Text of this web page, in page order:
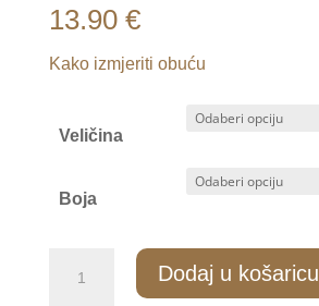
13.90 €
Kako izmjeriti obuću
Veličina
Boja
Dodaj u košaricu